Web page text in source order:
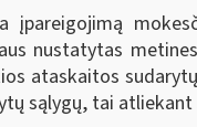
įpareigojimą
nustatytas
ataskaitos
sąlygų, tai